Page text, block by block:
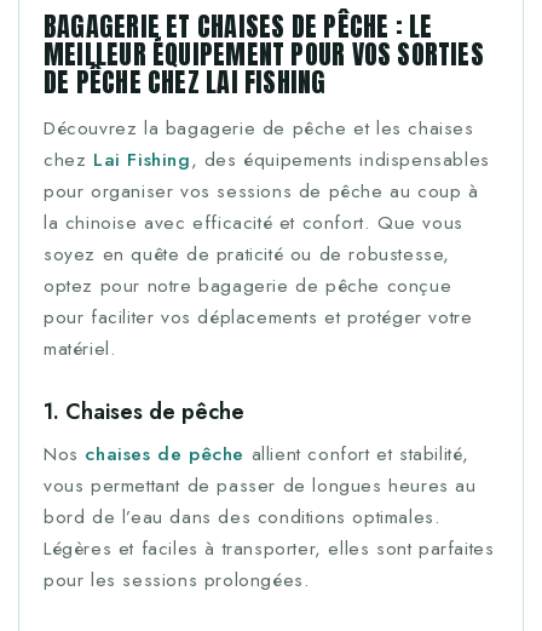
BAGAGERIE ET CHAISES DE PÊCHE : LE
MEILLEUR ÉQUIPEMENT POUR VOS SORTIES
DE PÊCHE CHEZ LAI FISHING
Découvrez la bagagerie de pêche et les chaises
chez Lai Fishing, des équipements indispensables
pour organiser vos sessions de pêche au coup à
la chinoise avec efficacité et confort. Que vous
soyez en quête de praticité ou de robustesse,
optez pour notre bagagerie de pêche conçue
pour faciliter vos déplacements et protéger votre
matériel.
1. Chaises de pêche
Nos chaises de pêche allient confort et stabilité,
vous permettant de passer de longues heures au
bord de l’eau dans des conditions optimales.
Légères et faciles à transporter, elles sont parfaites
pour les sessions prolongées.